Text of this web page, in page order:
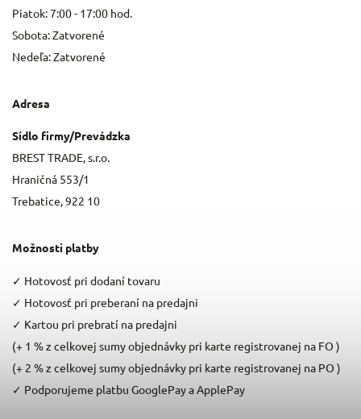
Piatok: 7:00 - 17:00 hod.
Sobota: Zatvorené
Nedeľa: Zatvorené
Adresa
Sídlo firmy/Prevádzka
BREST TRADE, s.r.o.
Hraničná 553/1
Trebatice, 922 10
Možnosti platby
✓ Hotovosť pri dodaní tovaru
✓ Hotovosť pri preberaní na predajni
✓ Kartou pri prebratí na predajni
(+ 1 % z celkovej sumy objednávky pri karte registrovanej na FO )
(+ 2 % z celkovej sumy objednávky pri karte registrovanej na PO )
✓ Podporujeme platbu GooglePay a ApplePay